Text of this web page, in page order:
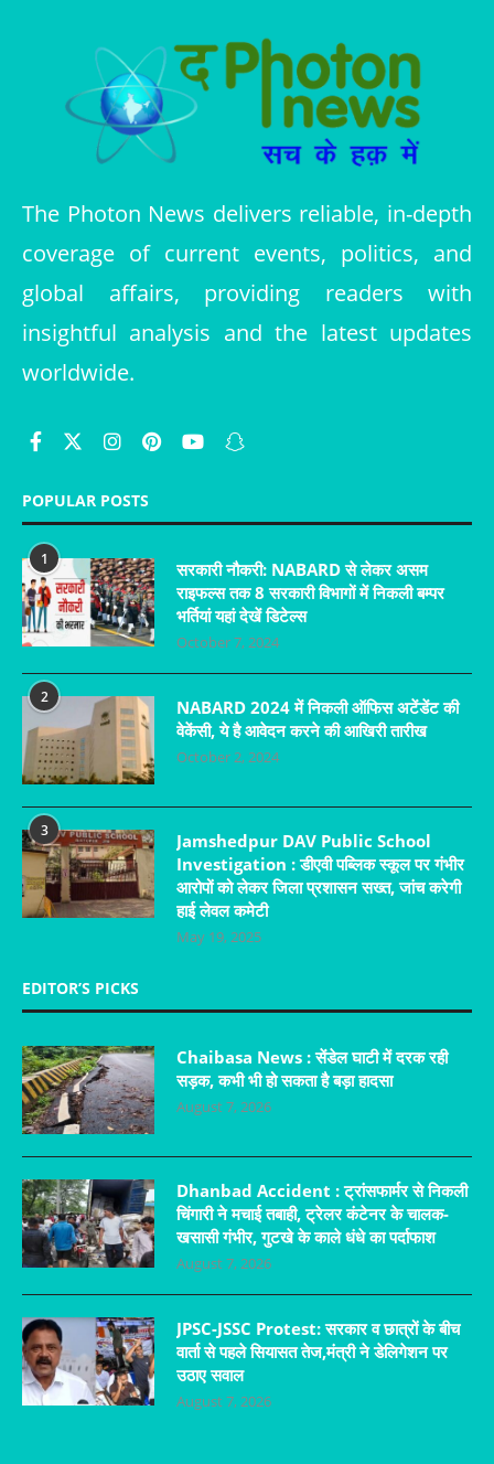
The Photon News delivers reliable, in-depth
coverage of current events, politics, and
global affairs, providing readers with
insightful analysis and the latest updates
worldwide.
POPULAR POSTS
1
सरकारी नौकरी: NABARD से लेकर असम
राइफल्स तक 8 सरकारी विभागों में निकली बम्पर
भर्तियां यहां देखें डिटेल्स
October 7, 2024
2
NABARD 2024 में निकली ऑफिस अटेंडेंट की
वेकेंसी, ये है आवेदन करने की आखिरी तारीख
October 2, 2024
3
Jamshedpur DAV Public School
Investigation : डीएवी पब्लिक स्कूल पर गंभीर
आरोपों को लेकर जिला प्रशासन सख्त, जांच करेगी
हाई लेवल कमेटी
May 19, 2025
EDITOR’S PICKS
Chaibasa News : सेंडेल घाटी में दरक रही
सड़क, कभी भी हो सकता है बड़ा हादसा
August 7, 2026
Dhanbad Accident : ट्रांसफार्मर से निकली
चिंगारी ने मचाई तबाही, ट्रेलर कंटेनर के चालक-
खसासी गंभीर, गुटखे के काले धंधे का पर्दाफाश
August 7, 2026
JPSC-JSSC Protest: सरकार व छात्रों के बीच
वार्ता से पहले सियासत तेज,मंत्री ने डेलिगेशन पर
उठाए सवाल
August 7, 2026